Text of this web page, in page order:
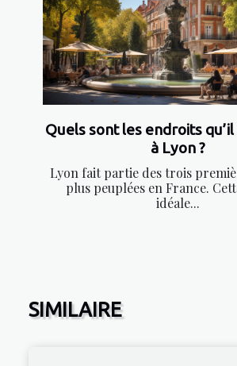
Quels sont les endroits
à Lyon ?
Lyon fait partie des trois
plus peuplées en France.
idéale...
SIMILAIRE